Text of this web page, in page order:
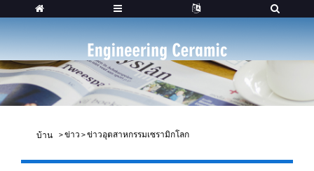
บ้าน >ข่าว >ข่าวอุตสาหกรรมเซรามิกโลก